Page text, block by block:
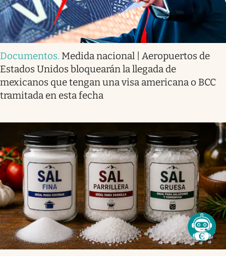
Documentos. Medida nacional | Aeropuertos de
Estados Unidos bloquearán la llegada de
mexicanos que tengan una visa americana o BCC
tramitada en esta fecha